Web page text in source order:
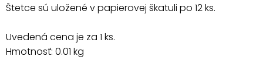
Štetce sú uložené v papierovej škatuli po 12 ks.
Uvedená cena je za 1 ks.
Hmotnosť: 0.01 kg